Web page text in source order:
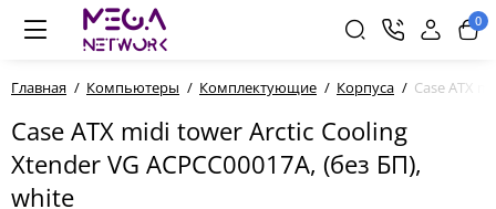
0
Главная Компьютеры Комплектующие Корпуса Case ATX
Case ATX midi tower Arctic Cooling
Xtender VG ACPCC00017A, (без БП),
white